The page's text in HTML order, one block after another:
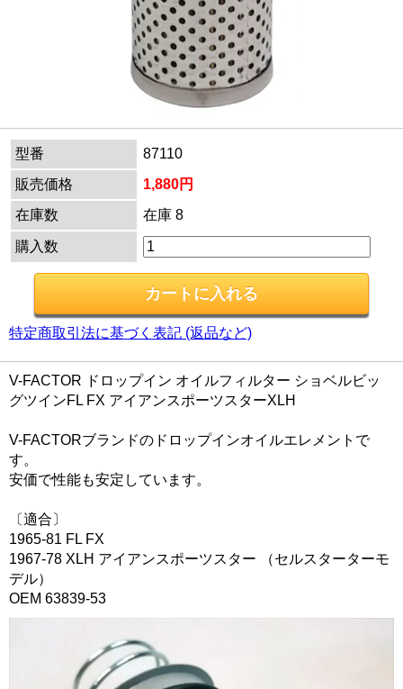
型番
87110
販売価格
1,880円
在庫数
在庫 8
購入数
特定商取引法に基づく表記 (返品など)
V-FACTOR ドロップイン オイルフィルター ショベルビッ
グツインFL FX アイアンスポーツスターXLH
V-FACTORブランドのドロップインオイルエレメントで
す。
安価で性能も安定しています。
〔適合〕
1965-81 FL FX
1967-78 XLH アイアンスポーツスター （セルスターターモ
デル）
OEM 63839-53